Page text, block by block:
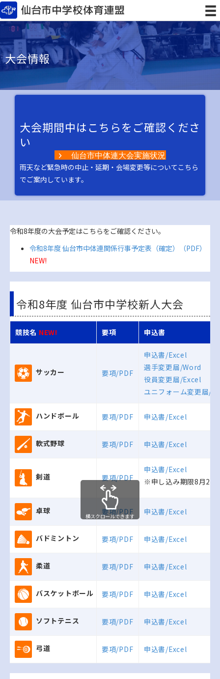
大会情報
大会期間中はこちらをご確認くださ
い
仙台市中体連大会実施状況
雨天など緊急時の中止・延期・会場変更等についてこちら
でご案内しています。
令和8年度の大会予定はこちらをご確認ください。
令和8年度 仙台市中体連関係行事予定表（確定）（PDF）
NEW!
令和8年度 仙台市中学校新人大会
競技名 NEW! 要項 申込書
サッカー 要項/PDF
申込書/Excel
選手変更届/Word
役員変更届/Excel
ユニフォーム変更届/
ハンドボール 要項/PDF 申込書/Excel
軟式野球 要項/PDF 申込書/Excel
剣道 要項/PDF
申込書/Excel
※申し込み期限8月26
卓球 要項/PDF 申込書/Excel
バドミントン 要項/PDF 申込書/Excel
柔道 要項/PDF 申込書/Excel
バスケットボール 要項/PDF 申込書/Excel
ソフトテニス 要項/PDF 申込書/Excel
弓道 要項/PDF 申込書/Excel
横スクロールできます